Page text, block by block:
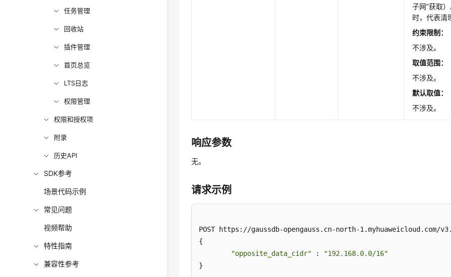
任务管理
回收站
插件管理
首页总览
LTS日志
权限管理
权限和授权项
附录
历史API
SDK参考
场景代码示例
常见问题
视频帮助
特性指南
兼容性参考
子网”获取
时，代表清
约束限制：
不涉及。
取值范围：
不涉及。
默认取值：
不涉及。
响应参数
无。
请求示例
POST https://gaussdb-opengauss.cn-north-1.myhuaweicloud.com/
{
"opposite_data_cidr" :
"192.168.0.0/16"
}